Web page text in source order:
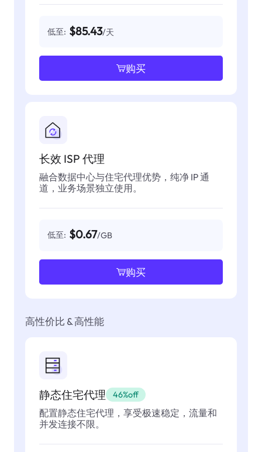
低至: $85.43/天
购买
长效 ISP 代理
融合数据中心与住宅代理优势，纯净 IP 通
道，业务场景独立使用。
低至: $0.67/GB
购买
高性价比 & 高性能
静态住宅代理 46%off
配置静态住宅代理，享受极速稳定，流量和
并发连接不限。